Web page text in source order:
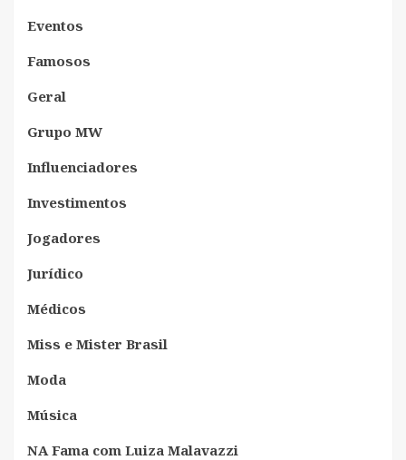
Eventos
Famosos
Geral
Grupo MW
Influenciadores
Investimentos
Jogadores
Jurídico
Médicos
Miss e Mister Brasil
Moda
Música
NA Fama com Luiza Malavazzi